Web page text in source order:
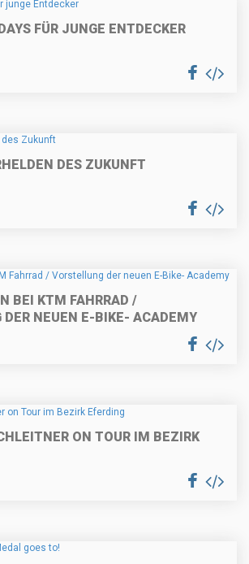
FÜR JUNGE ENTDECKER
DES ZUKUNFT
BEI KTM FAHRRAD /
DER NEUEN E-BIKE- ACADEMY
ON TOUR IM BEZIRK